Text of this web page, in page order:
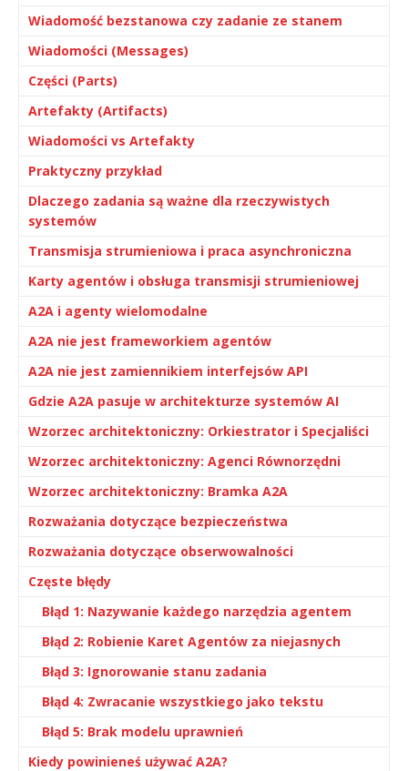
Wiadomość bezstanowa czy zadanie ze stanem
Wiadomości (Messages)
Części (Parts)
Artefakty (Artifacts)
Wiadomości vs Artefakty
Praktyczny przykład
Dlaczego zadania są ważne dla rzeczywistych
systemów
Transmisja strumieniowa i praca asynchroniczna
Karty agentów i obsługa transmisji strumieniowej
A2A i agenty wielomodalne
A2A nie jest frameworkiem agentów
A2A nie jest zamiennikiem interfejsów API
Gdzie A2A pasuje w architekturze systemów AI
Wzorzec architektoniczny: Orkiestrator i Specjaliści
Wzorzec architektoniczny: Agenci Równorzędni
Wzorzec architektoniczny: Bramka A2A
Rozważania dotyczące bezpieczeństwa
Rozważania dotyczące obserwowalności
Częste błędy
Błąd 1: Nazywanie każdego narzędzia agentem
Błąd 2: Robienie Karet Agentów za niejasnych
Błąd 3: Ignorowanie stanu zadania
Błąd 4: Zwracanie wszystkiego jako tekstu
Błąd 5: Brak modelu uprawnień
Kiedy powinieneś używać A2A?